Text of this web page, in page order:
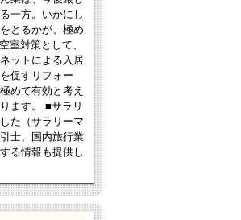
一方。いかにし
とるかが、極め
室対策として、
ットによる入居
促すリフォー
めて有効と考え
ます。 ■サラリ
た（サラリーマ
士、国内旅行業
る情報も提供し